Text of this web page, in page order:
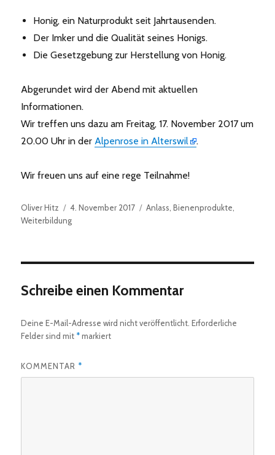
Honig, ein Naturprodukt seit Jahrtausenden.
Der Imker und die Qualität seines Honigs.
Die Gesetzgebung zur Herstellung von Honig.
Abgerundet wird der Abend mit aktuellen
Informationen.
Wir treffen uns dazu am Freitag, 17. November 2017 um
20.00 Uhr in derAlpenrose in Alterswil .
Wir freuen uns auf eine rege Teilnahme!
Autor
Oliver Hitz
Veröffentlicht
am
4. November 2017 Kategorien
Anlass ,Bienenprodukte
Weiterbildung
Schreibe einen Kommentar
Deine E-Mail-Adresse wird nicht veröffentlicht. Erforderliche
Felder sind mit *markiert
KOMMENTAR *